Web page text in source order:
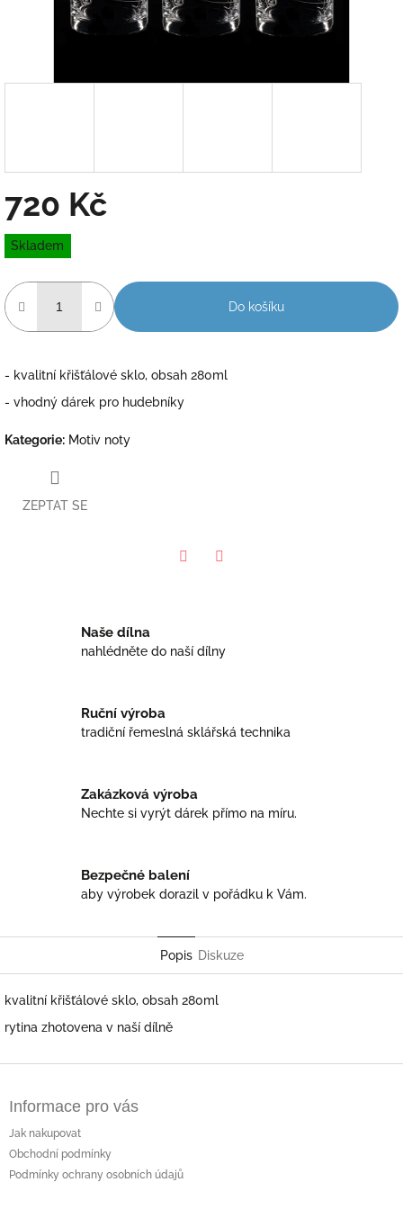
720 Kč
Měrná
cena:
Skladem
Do košíku
- kvalitní křišťálové sklo, obsah 280ml
- vhodný dárek pro hudebníky
Kategorie: Motiv noty
ZEPTAT SE
Naše dílna
nahlédněte do naší dílny
Ruční výroba
tradiční řemeslná sklářská technika
Zakázková výroba
Nechte si vyrýt dárek přímo na míru.
Bezpečné balení
aby výrobek dorazil v pořádku k Vám.
Popis Diskuze
kvalitní křišťálové sklo, obsah 280ml
rytina zhotovena v naší dílně
Informace pro vás
Jak nakupovat
Obchodní podmínky
Podmínky ochrany osobních údajů